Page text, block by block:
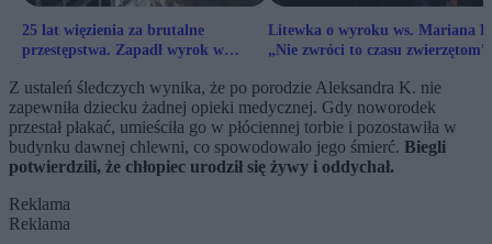
25 lat więzienia za brutalne
przestępstwa. Zapadł wyrok w
Litewka o wyroku ws. Mariana
„Nie zwróci to czasu zwierzętom”
Z ustaleń śledczych wynika, że po porodzie Aleksandra K. nie
zapewniła dziecku żadnej opieki medycznej. Gdy noworodek
przestał płakać, umieściła go w płóciennej torbie i pozostawiła w
budynku dawnej chlewni, co spowodowało jego śmierć. Biegli
potwierdzili, że chłopiec urodził się żywy i oddychał.
Reklama
Reklama